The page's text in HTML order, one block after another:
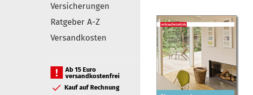
Versicherungen
Ratgeber A-Z
Versandkosten
Ab 15 Euro
versandkostenfrei
Kauf auf Rechnung